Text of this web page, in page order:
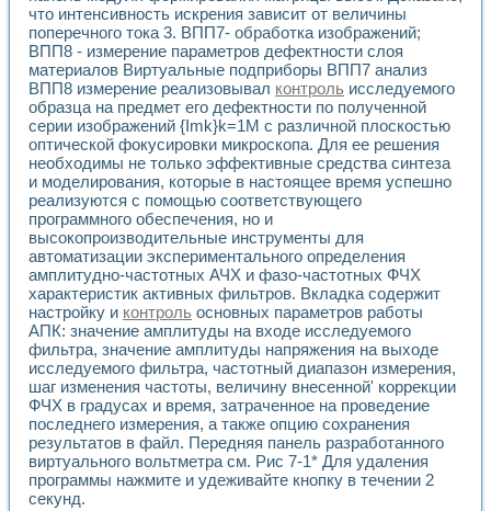
что интенсивность искрения зависит от величины
поперечного тока 3. ВПП7- обработка изображений;
ВПП8 - измерение параметров дефектности слоя
материалов Виртуальные подприборы ВПП7 анализ
ВПП8 измерение реализовывал контроль исследуемого
образца на предмет его дефектности по полученной
серии изображений {Imk}k=1M с различной плоскостью
оптической фокусировки микроскопа. Для ее решения
необходимы не только эффективные средства синтеза
и моделирования, которые в настоящее время успешно
реализуются с помощью соответствующего
программного обеспечения, но и
высокопроизводительные инструменты для
автоматизации экспериментального определения
амплитудно-частотных АЧХ и фазо-частотных ФЧХ
характеристик активных фильтров. Вкладка содержит
настройку и контроль основных параметров работы
АПК: значение амплитуды на входе исследуемого
фильтра, значение амплитуды напряжения на выходе
исследуемого фильтра, частотный диапазон измерения,
шаг изменения частоты, величину внесенной' коррекции
ФЧХ в градусах и время, затраченное на проведение
последнего измерения, а также опцию сохранения
результатов в файл. Передняя панель разработанного
виртуального вольтметра см. Рис 7-1* Для удаления
программы нажмите и удеживайте кнопку в течении 2
секунд.